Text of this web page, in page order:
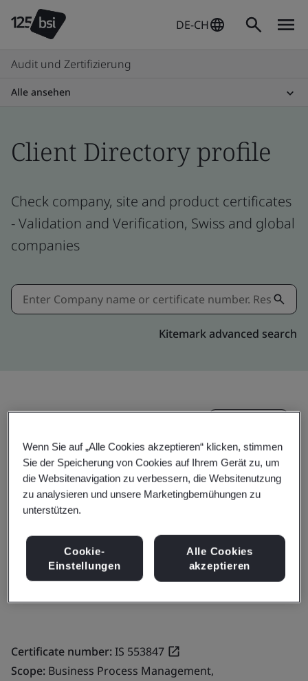
DE-CH
Audit und Zertifizierung
Alle ansehen
Client Directory profile
Check company, site and product certificates
- Validation and Verification, Swiss and global
companies
Kitemark advanced search
Genpact
Urban Point Building 12F,
Tokyo
135-0061
Certificate number:IS 553847
Scope: Business Process Management,
Wenn Sie auf „Alle Cookies akzeptieren“ klicken, stimmen
Sie der Speicherung von Cookies auf Ihrem Gerät zu, um
die Websitenavigation zu verbessern, die Websitenutzung
zu analysieren und unsere Marketingbemühungen zu
unterstützen.
Cookie-
Einstellungen
Alle Cookies
akzeptieren